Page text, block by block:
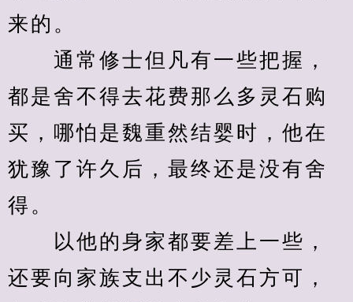
来的。
通常修士但凡有一些把握，
都是舍不得去花费那么多灵石购
买，哪怕是魏重然结婴时，他在
犹豫了许久后，最终还是没有舍
得。
以他的身家都要差上一些，
还要向家族支出不少灵石方可，